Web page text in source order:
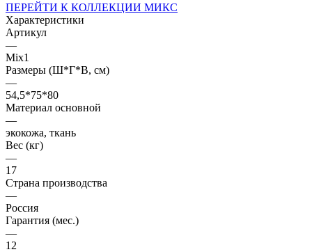
ПЕРЕЙТИ К КОЛЛЕКЦИИ МИКС
Характеристики
Артикул
—
Mix1
Размеры (Ш*Г*В, см)
—
54,5*75*80
Материал основной
—
экокожа, ткань
Вес (кг)
—
17
Страна производства
—
Россия
Гарантия (мес.)
—
12